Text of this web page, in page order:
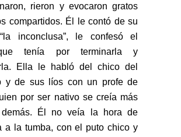
rieron y evocaron gratos
compartidos. Él le contó de su
inconclusa”, le confesó el
tenía por terminarla y
Ella le habló del chico del
y de sus líos con un profe de
por ser nativo se creía más
Él no veía la hora de
a la tumba, con el puto chico y